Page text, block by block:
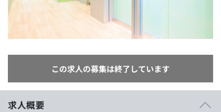
個人向けプラン
学校向けプラン
この求人の募集は終了しています
求人概要